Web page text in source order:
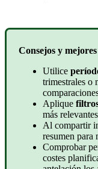
Consejos y mejores
Utilice perí
trimestrales o
Aplique
más relevantes
Al compartir
resumen para
Comprobar
costes